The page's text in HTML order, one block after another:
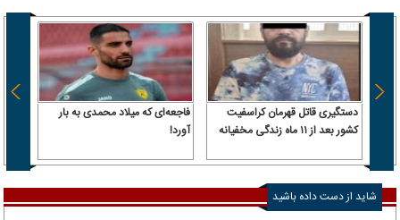
دستگیری قاتل قهرمان کراسفیت
کشور بعد از ۱۱ ماه زندگی مخفیانه
فاجعه‌ای که میلاد محمدی به بار
آورد!
شاید از دست داده باشید